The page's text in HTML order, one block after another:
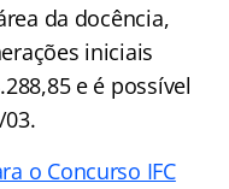
da docência,
iniciais
e é possível
o Concurso IFC